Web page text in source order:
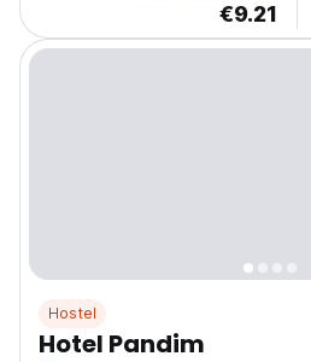
€9.21
Hostel
Hotel Pandim